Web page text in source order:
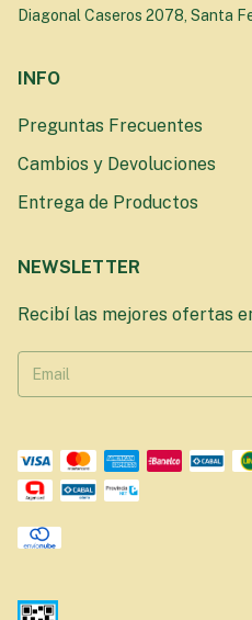
Diagonal Caseros 2078, Santa
INFO
Preguntas Frecuentes
Cambios y Devoluciones
Entrega de Productos
NEWSLETTER
Recibí las mejores ofertas